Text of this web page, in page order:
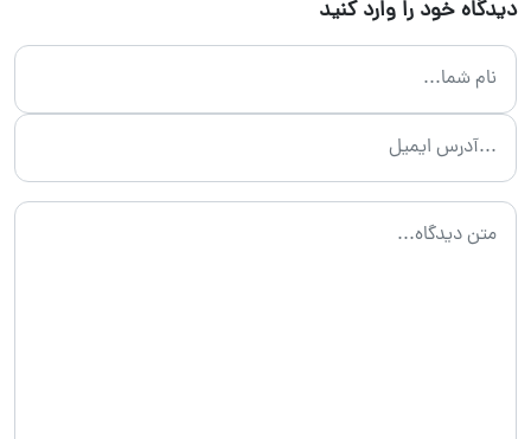
دیدگاه خود را وارد کنید